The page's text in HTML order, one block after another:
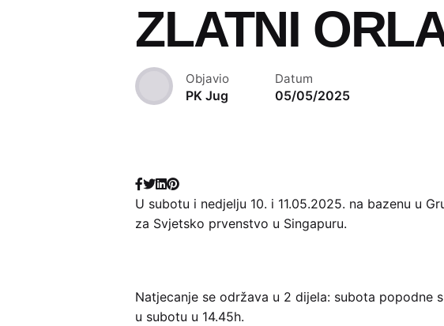
ZLATNI
Objavio
PK Jug
Datum
05/05/2025
U subotu i nedjelju 10. i 11.05.2025. na bazenu u
za Svjetsko prvenstvo u Singapuru.
Natjecanje se održava u 2 dijela: subota popodne
u subotu u 14.45h.